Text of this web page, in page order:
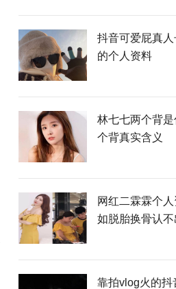
抖音可爱屁真
的个人资料
林七七两个背
个背真实含义
网红二霖霖个
如脱胎换骨认不
靠拍vlog火的抖